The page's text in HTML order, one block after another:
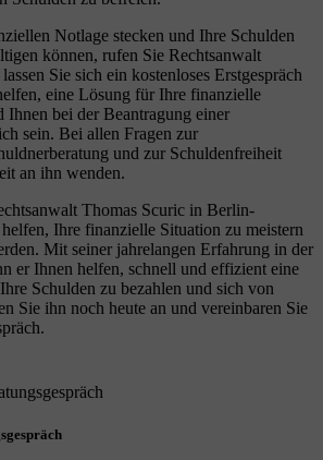
Notlage stecken und Ihre Schulden
können, rufen Sie Rechtsanwalt
Sie sich ein kostenloses Erstgespräch
eine Lösung für Ihre finanzielle
Ihnen bei der Beantragung einer
sein. Bei allen Fragen zur
und zur Schuldenfreiheit
an ihn wenden.
Thomas Scuric in Berlin-
Ihre finanzielle Situation zu meistern
Mit seiner jahrelangen Erfahrung in der
er Ihnen helfen, schnell und effizient eine
Schulden zu bezahlen und sich von
Sie ihn noch heute an und vereinbaren Sie